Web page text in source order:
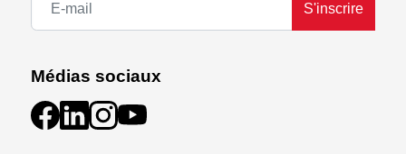
S'inscrire
Médias sociaux